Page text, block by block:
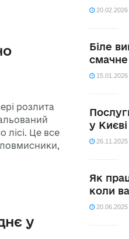
розлита
лісі. Це все
у
20.02.2026
Біле
смачне
15.01.2026
у Києві
26.11.2025
Як
коли
20.06.2025